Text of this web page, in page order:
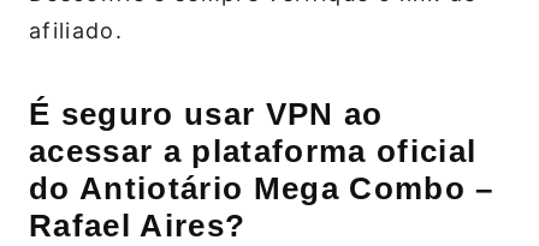
afiliado.
É seguro usar VPN ao
acessar a plataforma oficial
do Antiotário Mega Combo –
Rafael Aires?